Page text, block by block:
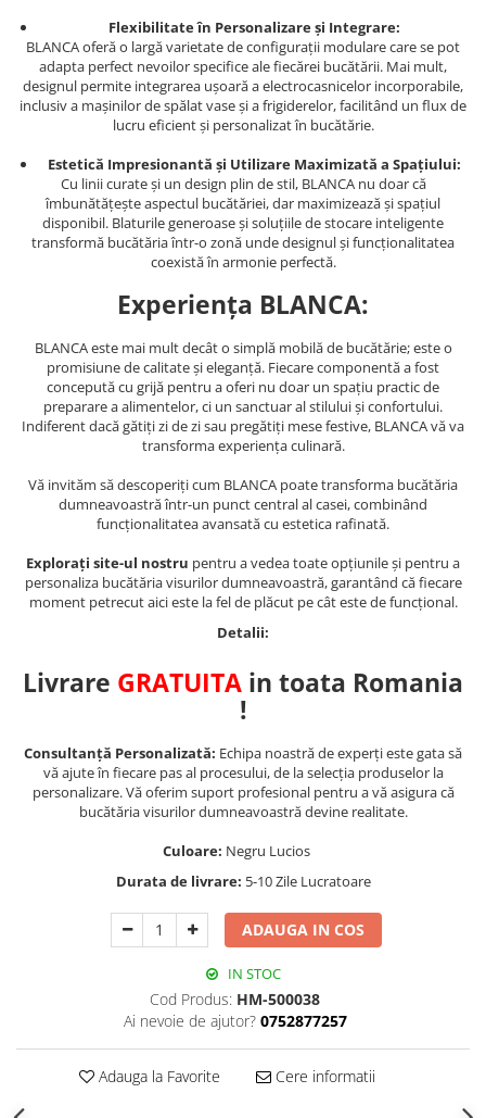
Flexibilitate în Personalizare și Integrare:
BLANCA oferă o largă varietate de configurații modulare care se pot
adapta perfect nevoilor specifice ale fiecărei bucătării. Mai mult,
designul permite integrarea ușoară a electrocasnicelor incorporabile,
inclusiv a mașinilor de spălat vase și a frigiderelor, facilitând un flux de
lucru eficient și personalizat în bucătărie.
Estetică Impresionantă și Utilizare Maximizată a Spațiului:
Cu linii curate și un design plin de stil, BLANCA nu doar că
îmbunătățește aspectul bucătăriei, dar maximizează și spațiul
disponibil. Blaturile generoase și soluțiile de stocare inteligente
transformă bucătăria într-o zonă unde designul și funcționalitatea
coexistă în armonie perfectă.
Experiența BLANCA:
BLANCA este mai mult decât o simplă mobilă de bucătărie; este o
promisiune de calitate și eleganță. Fiecare componentă a fost
concepută cu grijă pentru a oferi nu doar un spațiu practic de
preparare a alimentelor, ci un sanctuar al stilului și confortului.
Indiferent dacă gătiți zi de zi sau pregătiți mese festive, BLANCA vă va
transforma experiența culinară.
Vă invităm să descoperiți cum BLANCA poate transforma bucătăria
dumneavoastră într-un punct central al casei, combinând
funcționalitatea avansată cu estetica rafinată.
Explorați site-ul nostru pentru a vedea toate opțiunile și pentru a
personaliza bucătăria visurilor dumneavoastră, garantând că fiecare
moment petrecut aici este la fel de plăcut pe cât este de funcțional.
Detalii:
Livrare GRATUITA in toata Romania
!
Consultanță Personalizată: Echipa noastră de experți este gata să
vă ajute în fiecare pas al procesului, de la selecția produselor la
personalizare. Vă oferim suport profesional pentru a vă asigura că
bucătăria visurilor dumneavoastră devine realitate.
Culoare: Negru Lucios
Durata de livrare: 5-10 Zile Lucratoare
ADAUGA IN COS
IN STOC
Cod Produs: HM-500038
Ai nevoie de ajutor? 0752877257
Adauga la Favorite Cere informatii